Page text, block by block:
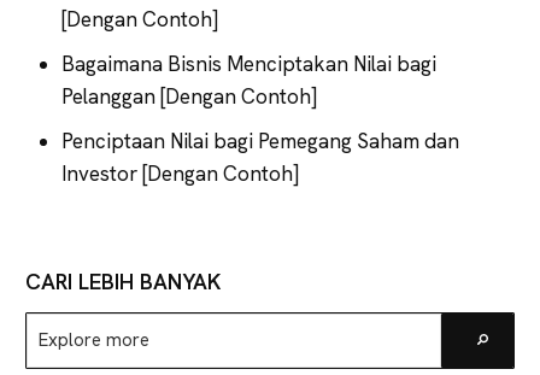
[Dengan Contoh]
Bagaimana Bisnis Menciptakan Nilai bagi
Pelanggan [Dengan Contoh]
Penciptaan Nilai bagi Pemegang Saham dan
Investor [Dengan Contoh]
CARI LEBIH BANYAK
Explore
more